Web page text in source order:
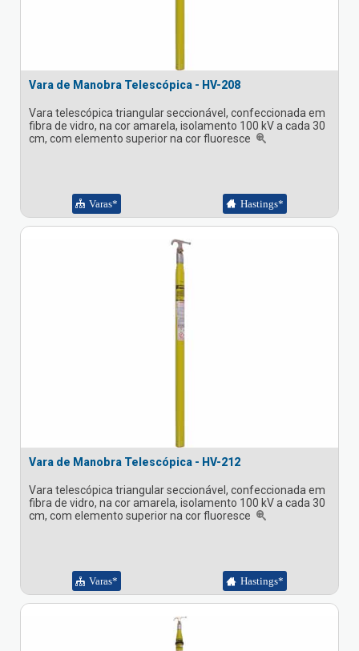
Vara de Manobra Telescópica - HV-208
Vara telescópica triangular seccionável, confeccionada em
fibra de vidro, na cor amarela, isolamento 100 kV a cada 30
cm, com elemento superior na cor fluoresce
Varas* Hastings*
Vara de Manobra Telescópica - HV-212
Vara telescópica triangular seccionável, confeccionada em
fibra de vidro, na cor amarela, isolamento 100 kV a cada 30
cm, com elemento superior na cor fluoresce
Varas* Hastings*